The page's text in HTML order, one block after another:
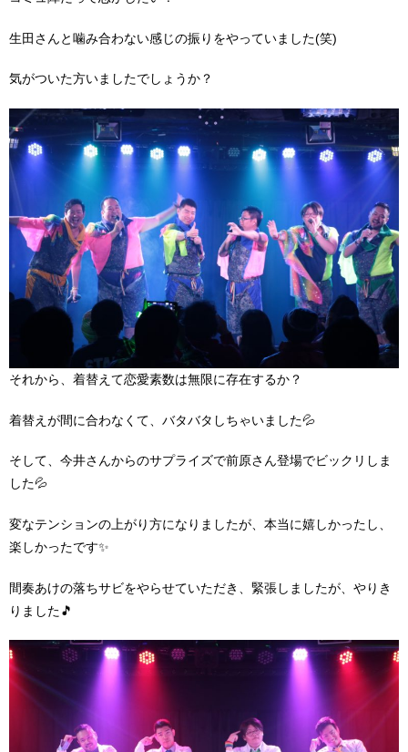
生田さんと噛み合わない感じの振りをやっていました(笑)
気がついた方いましたでしょうか？
それから、着替えて恋愛素数は無限に存在するか？
着替えが間に合わなくて、バタバタしちゃいました💦
そして、今井さんからのサプライズで前原さん登場でビックリしま
した💦
変なテンションの上がり方になりましたが、本当に嬉しかったし、
楽しかったです✨
間奏あけの落ちサビをやらせていただき、緊張しましたが、やりき
りました🎵